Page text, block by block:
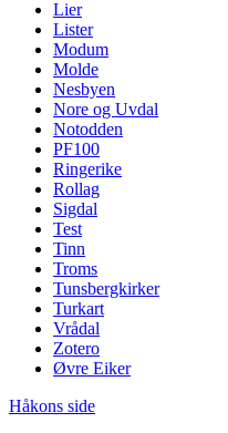
Lier
Lister
Modum
Molde
Nesbyen
Nore og Uvdal
Notodden
PF100
Ringerike
Rollag
Sigdal
Test
Tinn
Troms
Tunsbergkirker
Turkart
Vrådal
Zotero
Øvre Eiker
Håkons side